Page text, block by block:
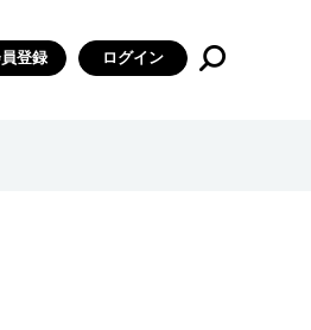
登録 ログイン